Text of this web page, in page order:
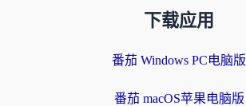
下载应用
番茄 Windows PC电脑版
番茄 macOS苹果电脑版